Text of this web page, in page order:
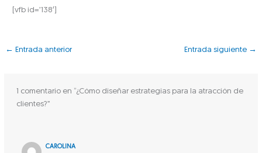
[vfb id=’138′]
← Entrada anterior Entrada siguiente →
1 comentario en “¿Cómo diseñar estrategias para la atracción de
clientes?”
CAROLINA